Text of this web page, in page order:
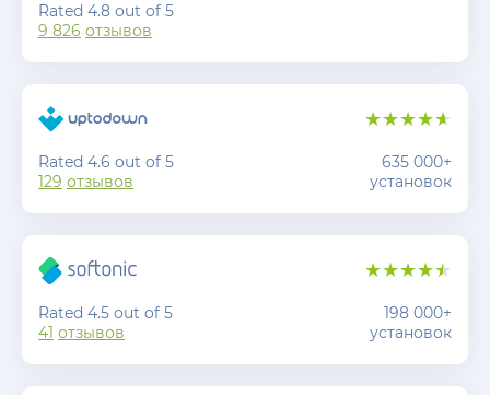
Rated 4.8 out of 5
9 826 отзывов
Rated 4.6 out of 5
129 отзывов
635 000+
установок
Rated 4.5 out of 5
41 отзывов
198 000+
установок